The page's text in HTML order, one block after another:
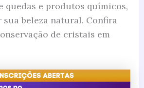
quedas e produtos químicos,
sua beleza natural. Confira
de cristais em